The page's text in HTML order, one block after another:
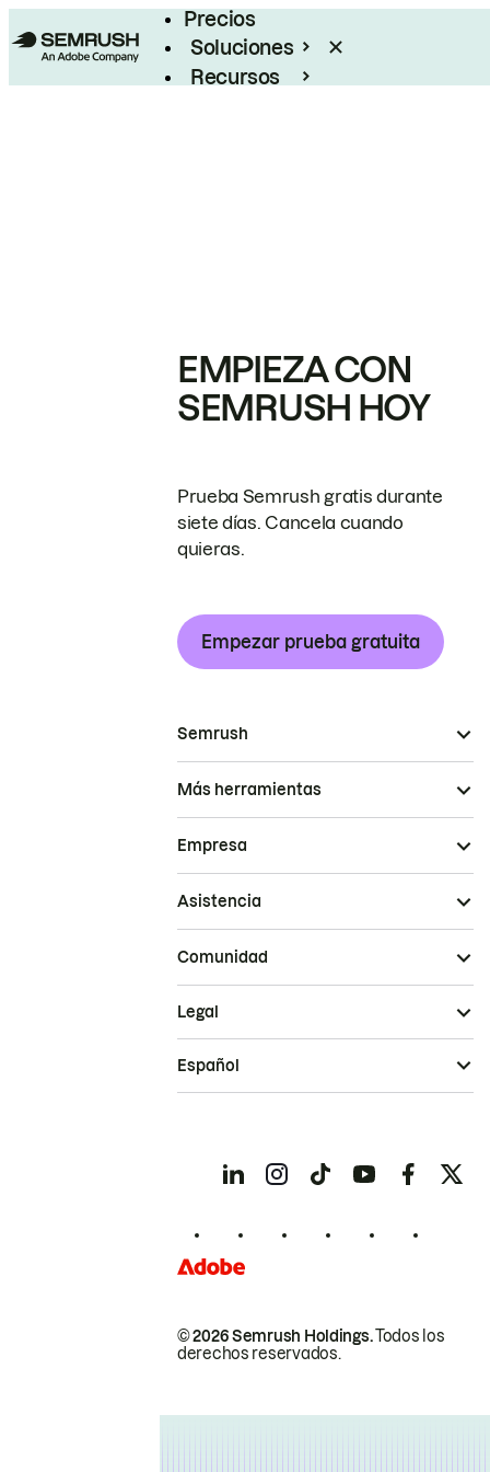
Precios
Soluciones
Recursos
EMPIEZA CON
SEMRUSH HOY
Prueba Semrush gratis durante
siete días. Cancela cuando
quieras.
Empezar prueba gratuita
Semrush
Más herramientas
Empresa
Asistencia
Comunidad
© 2026 Semrush Holdings.Todos los
derechos reservados.
Legal
Español